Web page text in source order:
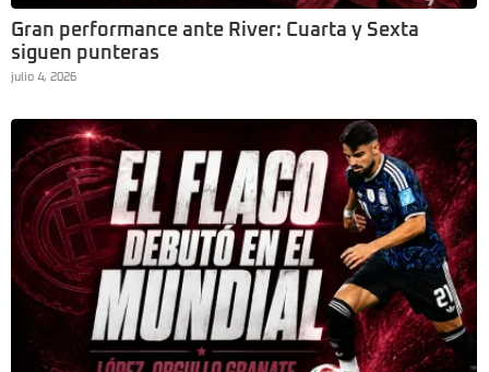
Gran performance ante River: Cuarta y Sexta
siguen punteras
julio 4, 2026